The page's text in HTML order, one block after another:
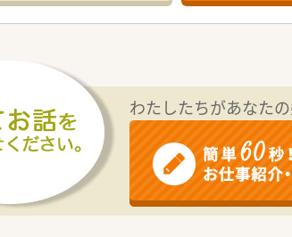
作っているのが特徴！
備されており、OTC研修はチェックリスト
定薬剤師」の取得も積極的に支援しています
器の導入も積極的に行っています。
ブランクのある方も安心できる環境です。
ニックモール、健康サポート薬局、在宅専
されていらっしゃる企業様です。
わたしたちがあなた